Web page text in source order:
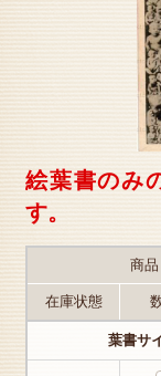
絵葉書のみ
す。
商品
在庫状態
葉書サ